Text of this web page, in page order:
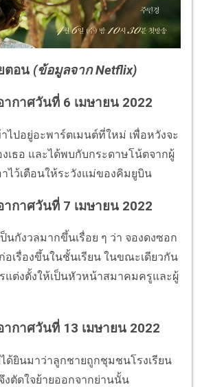
ตอน (ข้อมูลจาก Netflix)
ากาศวันที่ 6 เมษายน 2022
ไปอยู่อะพาร์ตเมนต์ที่ใหม่ เพื่อหวังจะ
เธอ และได้พบกับกระดาษโน้ตจากผู้
าไว้เตือนให้ระวังแม่ของคิมยูบิน
ากาศวันที่ 7 เมษายน 2022
นกังวลมากขึ้นเรื่อย ๆ ว่า จองดงซอก
อเรื่องขึ้นในชั้นเรียน ในขณะเดียวกัน
แต่งตั้งให้เป็นหัวหน้าสมาคมครูและผู้
ากาศวันที่ 13 เมษายน 2022
ด้ยินมาว่าลูกชายถูกชุมชนโรงเรียน
งตัดใจย้ายออกจากย่านนั้น